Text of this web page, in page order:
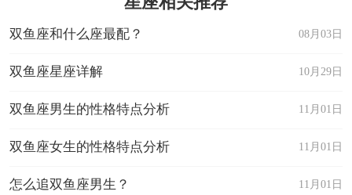
08月03日
双鱼座和什么座最配？
10月29日
双鱼座星座详解
11月01日
双鱼座男生的性格特点分析
11月01日
双鱼座女生的性格特点分析
11月01日
怎么追双鱼座男生？